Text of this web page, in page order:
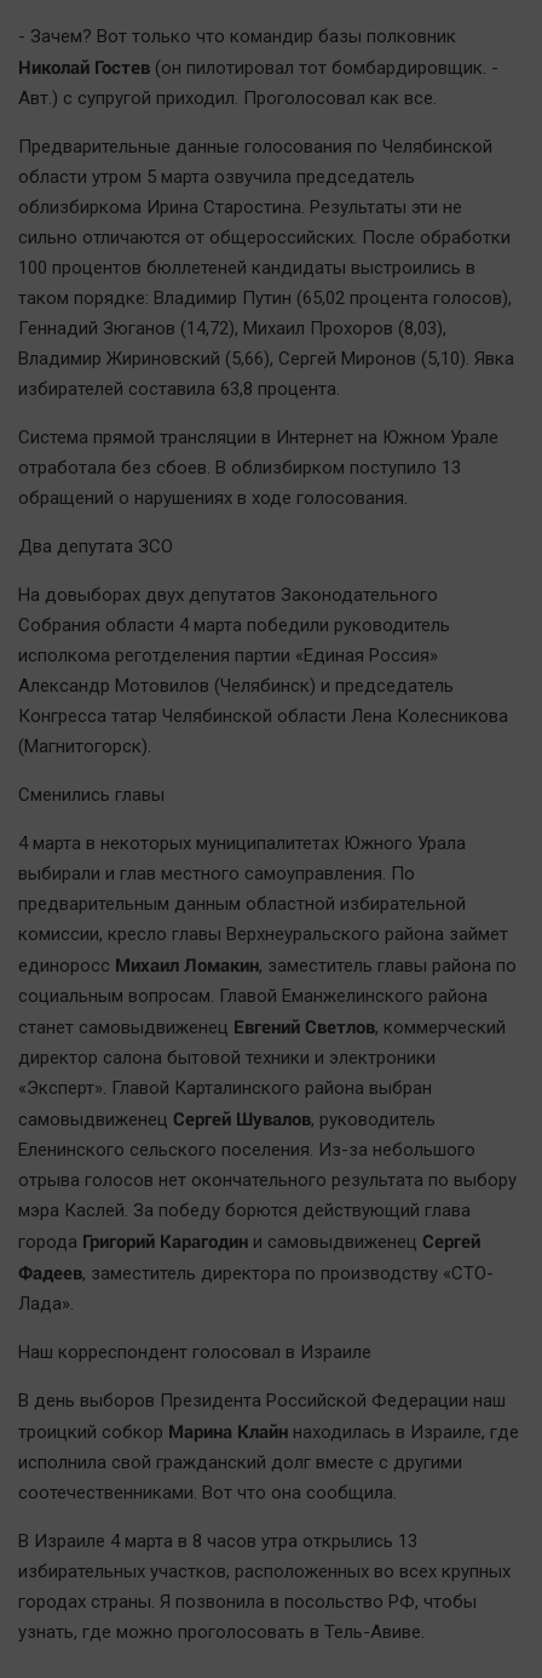
- Зачем? Вот только что командир базы полковник
Николай Гостев (он пилотировал тот бомбардировщик. -
Авт.) с супругой приходил. Проголосовал как все.
Предварительные данные голосования по Челябинской
области утром 5 марта озвучила председатель
облизбиркома Ирина Старостина. Результаты эти не
сильно отличаются от общероссийских. После обработки
100 процентов бюллетеней кандидаты выстроились в
таком порядке: Владимир Путин (65,02 процента голосов),
Геннадий Зюганов (14,72), Михаил Прохоров (8,03),
Владимир Жириновский (5,66), Сергей Миронов (5,10). Явка
избирателей составила 63,8 процента.
Система прямой трансляции в Интернет на Южном Урале
отработала без сбоев. В облизбирком поступило 13
обращений о нарушениях в ходе голосования.
Два депутата ЗСО
На довыборах двух депутатов Законодательного
Собрания области 4 марта победили руководитель
исполкома реготделения партии «Единая Россия»
Александр Мотовилов (Челябинск) и председатель
Конгресса татар Челябинской области Лена Колесникова
(Магнитогорск).
Сменились главы
4 марта в некоторых муниципалитетах Южного Урала
выбирали и глав местного самоуправления. По
предварительным данным областной избирательной
комиссии, кресло главы Верхнеуральского района займет
единоросс Михаил Ломакин, заместитель главы района по
социальным вопросам. Главой Еманжелинского района
станет самовыдвиженец Евгений Светлов, коммерческий
директор салона бытовой техники и электроники
«Эксперт». Главой Карталинского района выбран
самовыдвиженец Сергей Шувалов, руководитель
Еленинского сельского поселения. Из-за небольшого
отрыва голосов нет окончательного результата по выбору
мэра Каслей. За победу борются действующий глава
города Григорий Карагодин и самовыдвиженец Сергей
Фадеев, заместитель директора по производству «СТО-
Лада».
Наш корреспондент голосовал в Израиле
В день выборов Президента Российской Федерации наш
троицкий собкор Марина Клайн находилась в Израиле, где
исполнила свой гражданский долг вместе с другими
соотечественниками. Вот что она сообщила.
В Израиле 4 марта в 8 часов утра открылись 13
избирательных участков, расположенных во всех крупных
городах страны. Я позвонила в посольство РФ, чтобы
узнать, где можно проголосовать в Тель-Авиве.